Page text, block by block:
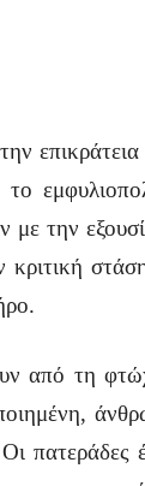
επικράτεια
την
κριτική
τη
πατεράδες